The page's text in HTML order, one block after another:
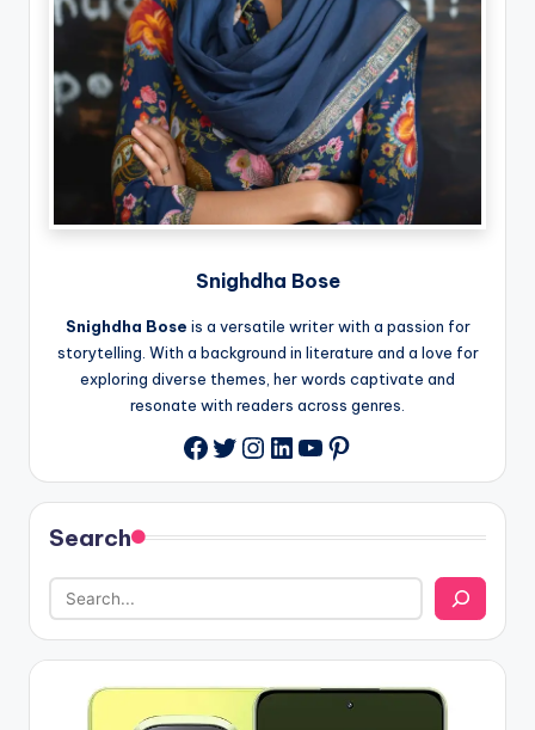
Snighdha Bose
Snighdha Bose is a versatile writer with a passion for
storytelling. With a background in literature and a love for
exploring diverse themes, her words captivate and
resonate with readers across genres.
Facebook
Twitter
Instagram
LinkedIn
YouTube
Pinterest
Search